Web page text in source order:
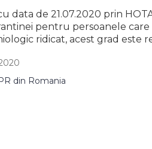
data de 21.07.2020 prin
pentru persoanele
ridicat, acest grad este
din Romania